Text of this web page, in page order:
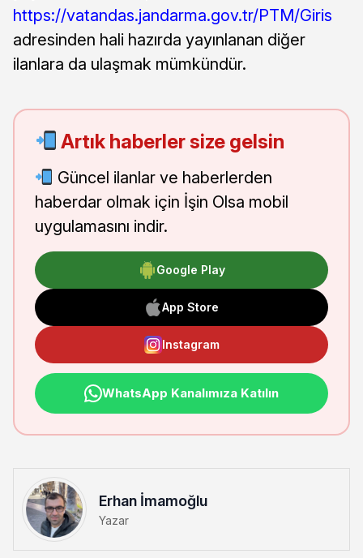
https://vatandas.jandarma.gov.tr/PTM/Giris
adresinden hali hazırda yayınlanan diğer
ilanlara da ulaşmak mümkündür.
Artık haberler size gelsin
Güncel ilanlar ve haberlerden
haberdar olmak için İşin Olsa mobil
uygulamasını indir.
Google Play
App Store
Instagram
WhatsApp Kanalımıza Katılın
Erhan İmamoğlu
Yazar